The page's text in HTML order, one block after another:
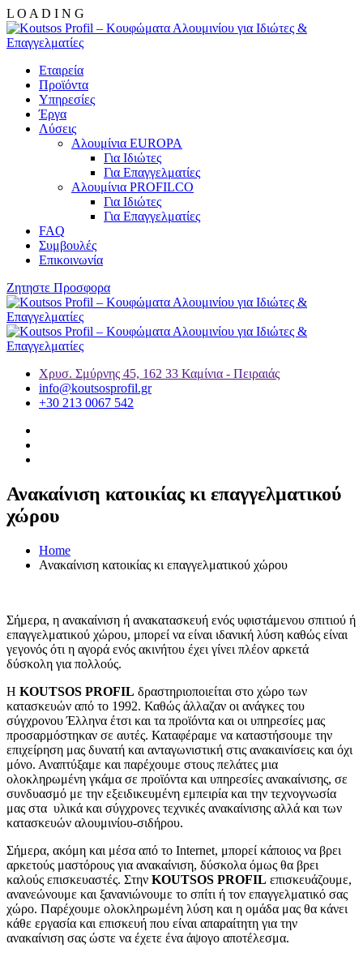
L O A D I N G
Εταιρεία
Προϊόντα
Υπηρεσίες
Έργα
Λύσεις
Αλουμίνια EUROPA
Για Ιδιώτες
Για Επαγγελματίες
Αλουμίνια PROFILCO
Για Ιδιώτες
Για Επαγγελματίες
FAQ
Συμβουλές
Επικοινωνία
Ζητηστε Προσφορα
Χρυσ. Σμύρνης 45, 162 33 Καμίνια - Πειραιάς
info@koutsosprofil.gr
+30 213 0067 542
Ανακαίνιση κατοικίας κι επαγγελματικού
χώρου
Home
Ανακαίνιση κατοικίας κι επαγγελματικού χώρου
Σήμερα, η ανακαίνιση ή ανακατασκευή ενός υφιστάμενου σπιτιού ή
επαγγελματικού χώρου, μπορεί να είναι ιδανική λύση καθώς είναι
γεγονός ότι η αγορά ενός ακινήτου έχει γίνει πλέον αρκετά
δύσκολη για πολλούς.
Η KOUTSOS PROFIL δραστηριοποιείται στο χώρο των
κατασκευών από το 1992. Καθώς άλλαζαν οι ανάγκες του
σύγχρονου Έλληνα έτσι και τα προϊόντα και οι υπηρεσίες μας
προσαρμόστηκαν σε αυτές. Καταφέραμε να καταστήσουμε την
επιχείρηση μας δυνατή και ανταγωνιστική στις ανακαινίσεις και όχι
μόνο. Αναπτύξαμε και παρέχουμε στους πελάτες μια
ολοκληρωμένη γκάμα σε προϊόντα και υπηρεσίες ανακαίνισης, σε
συνδυασμό με την εξειδικευμένη εμπειρία και την τεχνογνωσία
μας στα υλικά και σύγχρονες τεχνικές ανακαίνισης αλλά και των
κατασκευών αλουμινίου-σιδήρου.
Σήμερα, ακόμη και μέσα από το Internet, μπορεί κάποιος να βρει
αρκετούς μαστόρους για ανακαίνιση, δύσκολα όμως θα βρει
καλούς επισκευαστές. Στην KOUTSOS PROFIL επισκευάζουμε,
ανανεώνουμε και ξανανιώνουμε το σπίτι ή τον επαγγελματικό σας
χώρο. Παρέχουμε ολοκληρωμένη λύση και η ομάδα μας θα κάνει
κάθε εργασία και επισκευή που είναι απαραίτητη για την
ανακαίνιση σας ώστε να έχετε ένα άψογο αποτέλεσμα.